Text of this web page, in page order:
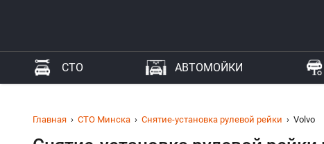
СТО АВТОМОЙКИ
Главная СТО Минска Снятие-установка рулевой рейки Volvo